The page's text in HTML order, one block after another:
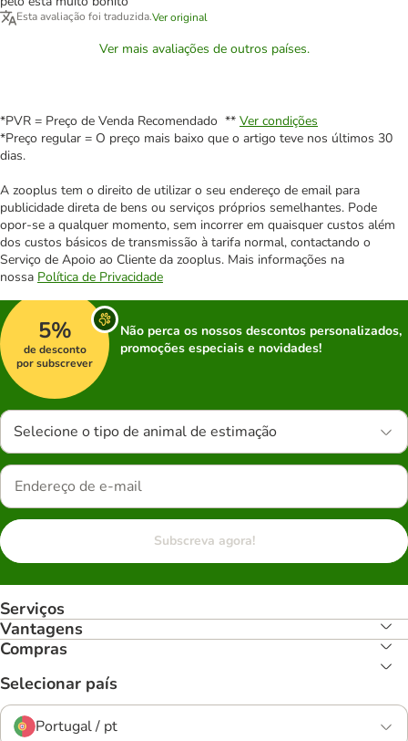
Esta avaliação foi traduzida.Ver original
Ver mais avaliações de outros países.
*PVR = Preço de Venda Recomendado ** Ver condições
*Preço regular = O preço mais baixo que o artigo teve nos últimos 30
dias.
A zooplus tem o direito de utilizar o seu endereço de email para
publicidade direta de bens ou serviços próprios semelhantes. Pode
opor-se a qualquer momento, sem incorrer em quaisquer custos além
dos custos básicos de transmissão à tarifa normal, contactando o
Serviço de Apoio ao Cliente da zooplus. Mais informações na
nossa Política de Privacidade
5%
de desconto
por subscrever
Não perca os nossos descontos personalizados,
promoções especiais e novidades!
Selecione o tipo de animal de estimação
Subscreva agora!
Serviços
Vantagens
Compras
Selecionar país
Portugal / pt